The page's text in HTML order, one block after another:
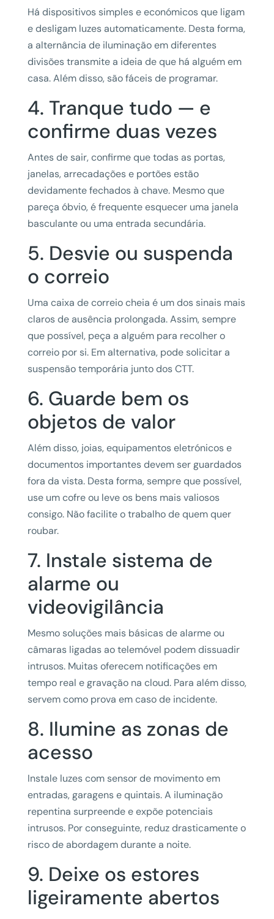
Há dispositivos simples e económicos que ligam
e desligam luzes automaticamente. Desta forma,
a alternância de iluminação em diferentes
divisões transmite a ideia de que há alguém em
casa. Além disso, são fáceis de programar.
4. Tranque tudo — e
confirme duas vezes
Antes de sair, confirme que todas as portas,
janelas, arrecadações e portões estão
devidamente fechados à chave. Mesmo que
pareça óbvio, é frequente esquecer uma janela
basculante ou uma entrada secundária.
5. Desvie ou suspenda
o correio
Uma caixa de correio cheia é um dos sinais mais
claros de ausência prolongada. Assim, sempre
que possível, peça a alguém para recolher o
correio por si. Em alternativa, pode solicitar a
suspensão temporária junto dos CTT.
6. Guarde bem os
objetos de valor
Além disso, joias, equipamentos eletrónicos e
documentos importantes devem ser guardados
fora da vista. Desta forma, sempre que possível,
use um cofre ou leve os bens mais valiosos
consigo. Não facilite o trabalho de quem quer
roubar.
7. Instale sistema de
alarme ou
videovigilância
Mesmo soluções mais básicas de alarme ou
câmaras ligadas ao telemóvel podem dissuadir
intrusos. Muitas oferecem notificações em
tempo real e gravação na cloud. Para além disso,
servem como prova em caso de incidente.
8. Ilumine as zonas de
acesso
Instale luzes com sensor de movimento em
entradas, garagens e quintais. A iluminação
repentina surpreende e expõe potenciais
intrusos. Por conseguinte, reduz drasticamente o
risco de abordagem durante a noite.
9. Deixe os estores
ligeiramente abertos